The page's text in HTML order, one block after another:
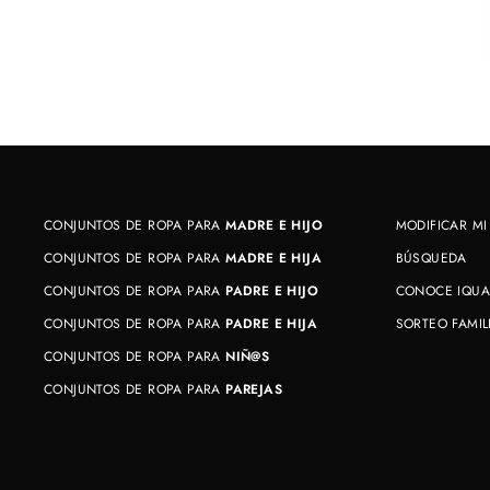
CONJUNTOS DE ROPA PARAMADRE E HIJO
CONJUNTOS DE ROPA PARAMADRE E HIJA
CONJUNTOS DE ROPA PARA PADRE E HIJO
CONJUNTOS DE ROPA PARA PADRE E HIJA
CONJUNTOS DE ROPA PARA NIÑ@S
CONJUNTOS DE ROPA PARA PAREJAS
MODIFICAR
BÚSQUEDA
CONOCE
SORTEO